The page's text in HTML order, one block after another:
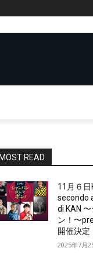
READ
11月６日
secondo
di KAN
ン！〜
開催決定
2025年7月